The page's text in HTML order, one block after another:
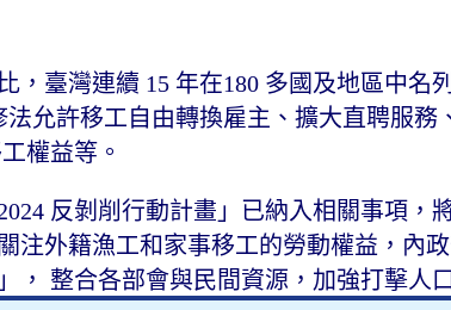
，臺灣連續 15 年在180 多國及地區中名
允許移工自由轉換雇主、擴大直聘服務
權益等。
反剝削行動計畫」已納入相關事項，
注外籍漁工和家事移工的勞動權益，內
整合各部會與民間資源，加強打擊人